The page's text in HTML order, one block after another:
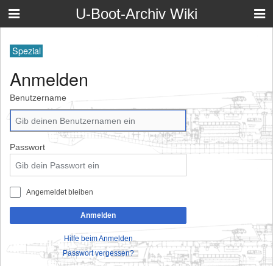
U-Boot-Archiv Wiki
Spezial
Anmelden
Benutzername
Passwort
Angemeldet bleiben
Anmelden
Hilfe beim Anmelden
Passwort vergessen?